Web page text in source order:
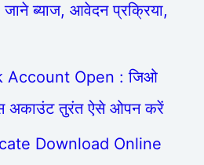
ब्याज, आवेदन प्रक्रिया,
Account Open : जिओ
अकाउंट तुरंत ऐसे ओपन करें
Download Online